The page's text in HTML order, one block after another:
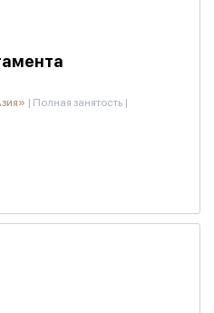
| Полная занятость |